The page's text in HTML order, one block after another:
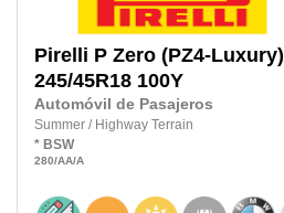
Pirelli P Zero (PZ4-Luxury)
245/45R18 100Y
Automóvil de Pasajeros
Summer / Highway Terrain
* BSW
280/AA/A